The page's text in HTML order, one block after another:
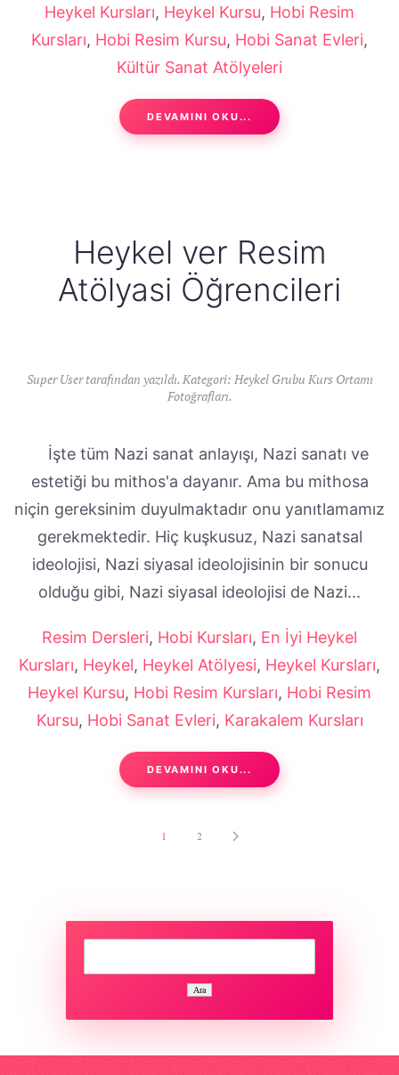
Heykel Kursları, Heykel Kursu, Hobi Resim
Kursları, Hobi Resim Kursu, Hobi Sanat Evleri,
Kültür Sanat Atölyeleri
DEVAMINI OKU...
Heykel ver Resim
Atölyasi Öğrencileri
Super User tarafından yazıldı. Kategori: Heykel Grubu Kurs Ortamı
Fotoğrafları.
İşte tüm Nazi sanat anlayışı, Nazi sanatı ve
estetiği bu mithos'a dayanır. Ama bu mithosa
niçin gereksinim duyulmaktadır onu yanıtlamamız
gerekmektedir. Hiç kuşkusuz, Nazi sanatsal
ideolojisi, Nazi siyasal ideolojisinin bir sonucu
olduğu gibi, Nazi siyasal ideolojisi de Nazi...
Resim Dersleri, Hobi Kursları, En İyi Heykel
Kursları, Heykel, Heykel Atölyesi, Heykel Kursları,
Heykel Kursu, Hobi Resim Kursları, Hobi Resim
Kursu, Hobi Sanat Evleri, Karakalem Kursları
DEVAMINI OKU...
1 2